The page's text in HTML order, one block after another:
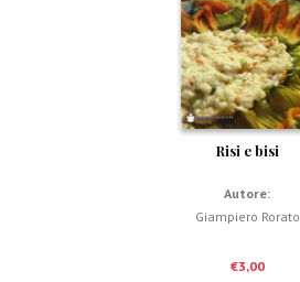
Risi e bisi
Autore:
Giampiero Rorato
€3,00